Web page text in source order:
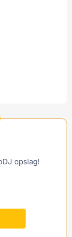
opslag!